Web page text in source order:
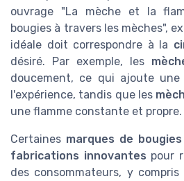
ouvrage "La mèche et la
bougies à travers les mèches",
idéale doit correspondre à la
désiré. Par exemple, les
doucement, ce qui ajoute
l'expérience, tandis que les
une flamme constante et propre.
Certaines marques de bougies
fabrications innovantes pour
des consommateurs, y